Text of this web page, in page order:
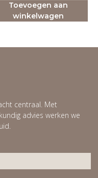
Toevoegen aan
winkelwagen
centraal. Met
advies werken we